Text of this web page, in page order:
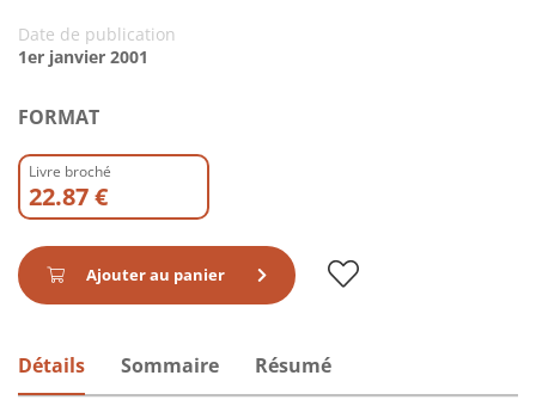
Date de publication
1er janvier 2001
FORMAT
Livre broché
22.87 €
Ajouter au panier
Détails Sommaire Résumé